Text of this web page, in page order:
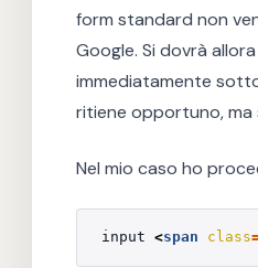
form standard non
Google. Si dovrà
immediatamente
ritiene opportuno, ma
Nel mio caso ho
input <span class